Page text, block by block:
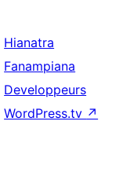
Hianatra
Fanampiana
Developpeurs
WordPress.tv ↗